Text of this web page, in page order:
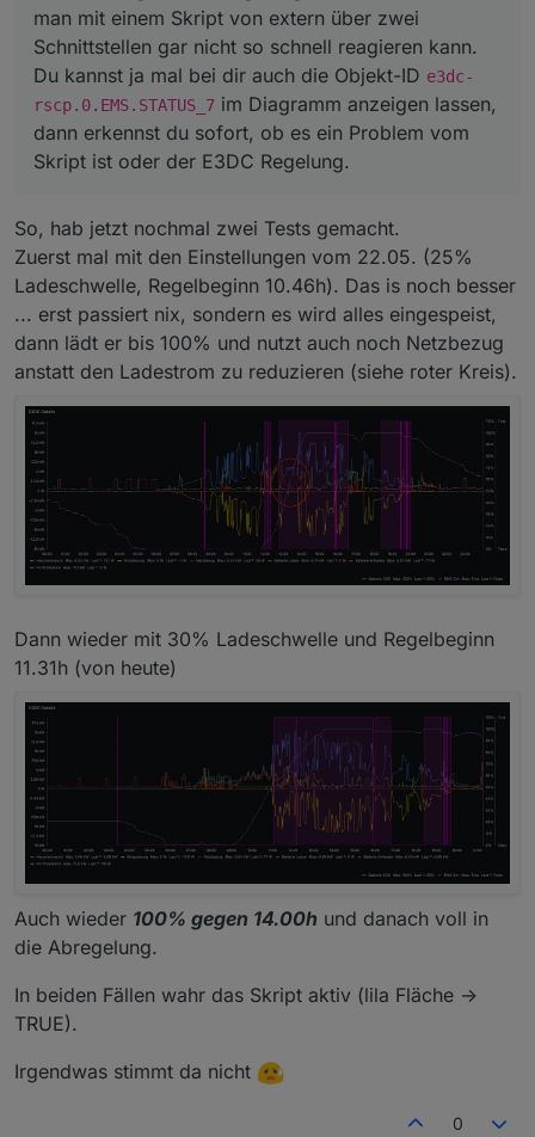
man mit einem Skript von extern über zwei
Schnittstellen gar nicht so schnell reagieren kann.
Du kannst ja mal bei dir auch die Objekt-ID e3dc-
rscp.0.EMS.STATUS_7 im Diagramm anzeigen lassen,
dann erkennst du sofort, ob es ein Problem vom
Skript ist oder der E3DC Regelung.
So, hab jetzt nochmal zwei Tests gemacht.
Zuerst mal mit den Einstellungen vom 22.05. (25%
Ladeschwelle, Regelbeginn 10.46h). Das is noch besser
... erst passiert nix, sondern es wird alles eingespeist,
dann lädt er bis 100% und nutzt auch noch Netzbezug
anstatt den Ladestrom zu reduzieren (siehe roter Kreis).
Dann wieder mit 30% Ladeschwelle und Regelbeginn
11.31h (von heute)
Auch wieder 100% gegen 14.00h und danach voll in
die Abregelung.
In beiden Fällen wahr das Skript aktiv (lila Fläche ->
TRUE).
Irgendwas stimmt da nicht
0